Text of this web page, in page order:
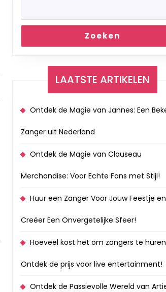
Zoeken
LAATSTE ARTIKELEN
Ontdek de Magie van Jannes: Een
Zanger uit Nederland
Ontdek de Magie van Clouseau
Merchandise: Voor Echte Fans met Stijl!
Huur een Zanger Voor Jouw Feestje en
Creëer Een Onvergetelijke Sfeer!
Hoeveel kost het om zangers te
Ontdek de prijs voor live entertainment!
Ontdek de Passievolle Wereld van